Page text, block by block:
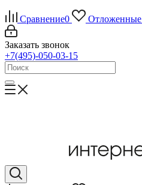
Сравнение0 Отложенные
Заказать звонок
+7(495)-050-03-15